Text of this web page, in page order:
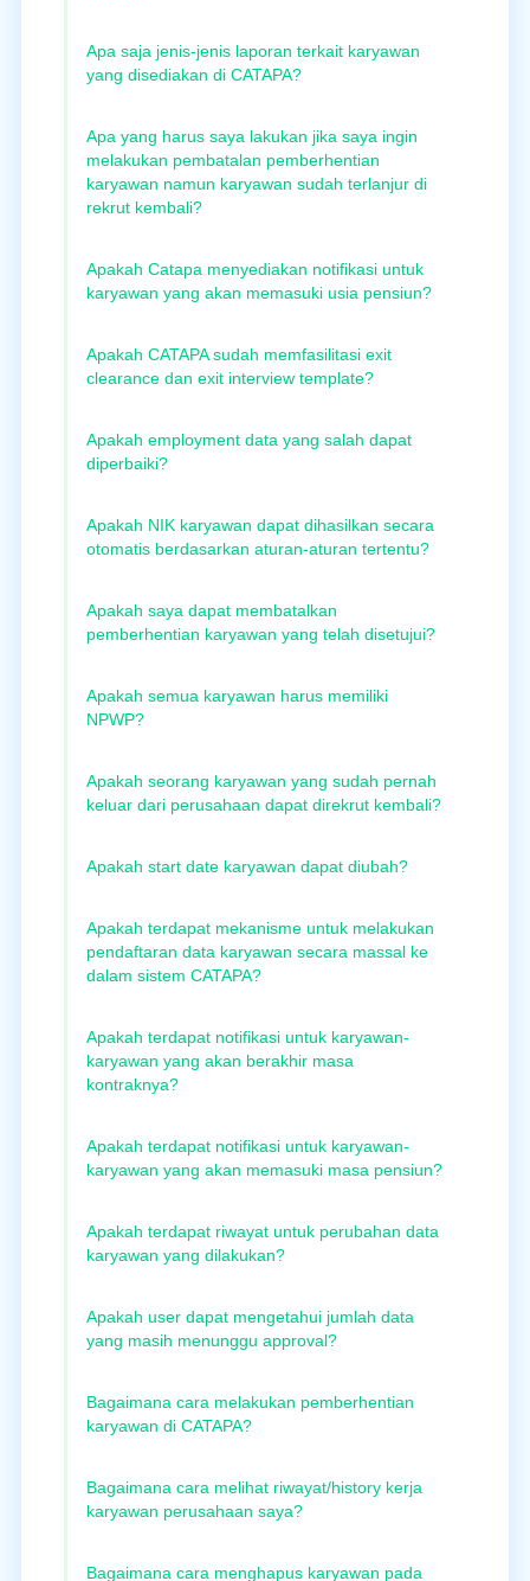
Apa saja jenis-jenis laporan terkait karyawan
yang disediakan di CATAPA?
Apa yang harus saya lakukan jika saya ingin
melakukan pembatalan pemberhentian
karyawan namun karyawan sudah terlanjur di
rekrut kembali?
Apakah Catapa menyediakan notifikasi untuk
karyawan yang akan memasuki usia pensiun?
Apakah CATAPA sudah memfasilitasi exit
clearance dan exit interview template?
Apakah employment data yang salah dapat
diperbaiki?
Apakah NIK karyawan dapat dihasilkan secara
otomatis berdasarkan aturan-aturan tertentu?
Apakah saya dapat membatalkan
pemberhentian karyawan yang telah disetujui?
Apakah semua karyawan harus memiliki
NPWP?
Apakah seorang karyawan yang sudah pernah
keluar dari perusahaan dapat direkrut kembali?
Apakah start date karyawan dapat diubah?
Apakah terdapat mekanisme untuk melakukan
pendaftaran data karyawan secara massal ke
dalam sistem CATAPA?
Apakah terdapat notifikasi untuk karyawan-
karyawan yang akan berakhir masa
kontraknya?
Apakah terdapat notifikasi untuk karyawan-
karyawan yang akan memasuki masa pensiun?
Apakah terdapat riwayat untuk perubahan data
karyawan yang dilakukan?
Apakah user dapat mengetahui jumlah data
yang masih menunggu approval?
Bagaimana cara melakukan pemberhentian
karyawan di CATAPA?
Bagaimana cara melihat riwayat/history kerja
karyawan perusahaan saya?
Bagaimana cara menghapus karyawan pada